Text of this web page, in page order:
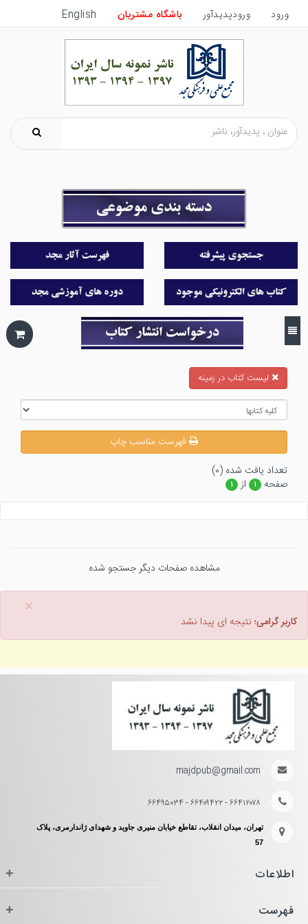
ورود ورودپدیدآور باشگاه مشتریان English
ليست كتاب در زمينه
فهرست مناسب چاپ
تعداد يافت شده (۰)
صفحه
۱ از ۱
مشاهده صفحات دیگر جستجو شده
×
کاربر گرامی؛ نتیجه ای پیدا نشد
majdpub@gmail.com
۶۶۴۱۲۰۷۸ - ۶۶۴۰۹۴۲۲ - ۶۶۴۹۵۰۳۴
تهران، میدان انقلاب، تقاطع خیابان منیری جاوید و شهدای ژاندارمری، پلاک
57
اطلاعات +
فهرست +